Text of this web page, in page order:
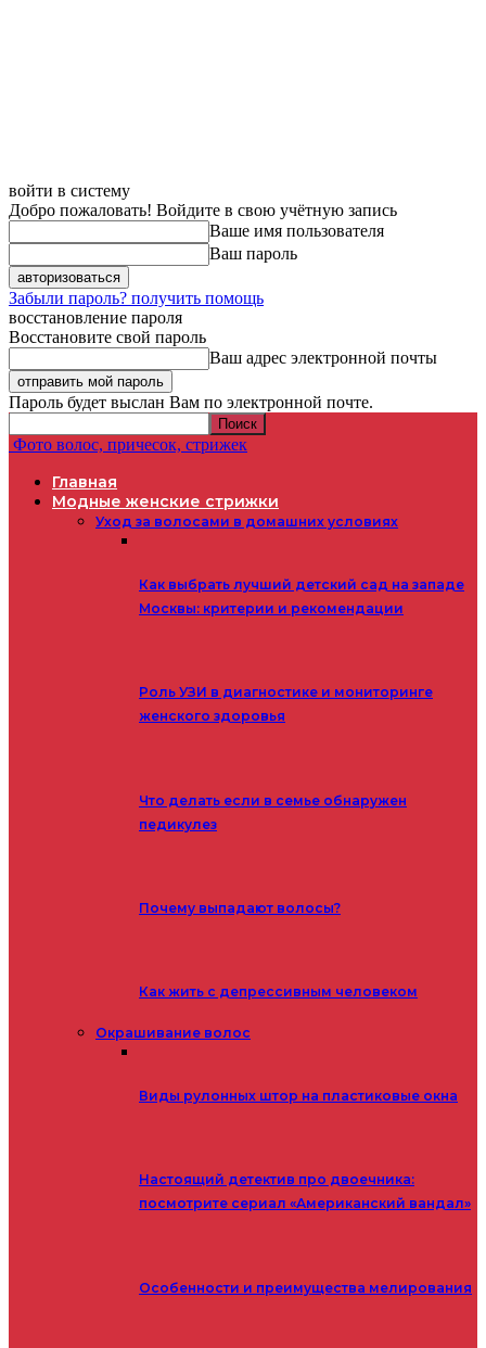
войти в систему
Добро пожаловать! Войдите в свою учётную запись
Ваше имя пользователя
Ваш пароль
Забыли пароль? получить помощь
восстановление пароля
Восстановите свой пароль
Ваш адрес электронной почты
Пароль будет выслан Вам по электронной почте.
Фото волос, причесок, стрижек
Главная
Модные женские стрижки
Уход за волосами в домашних условиях
Как выбрать лучший детский сад на западе
Москвы: критерии и рекомендации
Роль УЗИ в диагностике и мониторинге
женского здоровья
Что делать если в семье обнаружен
педикулез
Почему выпадают волосы?
Как жить с депрессивным человеком
Окрашивание волос
Виды рулонных штор на пластиковые окна
Настоящий детектив про двоечника:
посмотрите сериал «Американский вандал»
Особенности и преимущества мелирования